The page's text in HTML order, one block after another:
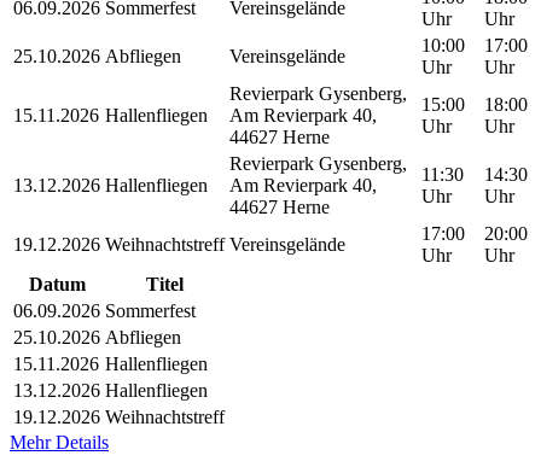
06.09.2026 Sommerfest Vereinsgelände
Uhr
Uhr
25.10.2026 Abfliegen Vereinsgelände
10:00
Uhr
17:00
Uhr
15.11.2026 Hallenfliegen
Revierpark Gysenberg,
Am Revierpark 40,
44627 Herne
15:00
Uhr
18:00
Uhr
13.12.2026 Hallenfliegen
Revierpark Gysenberg,
Am Revierpark 40,
44627 Herne
11:30
Uhr
14:30
Uhr
19.12.2026 Weihnachtstreff Vereinsgelände
17:00
Uhr
20:00
Uhr
Datum
Titel
06.09.2026 Sommerfest
25.10.2026 Abfliegen
15.11.2026 Hallenfliegen
13.12.2026 Hallenfliegen
19.12.2026 Weihnachtstreff
Mehr Details